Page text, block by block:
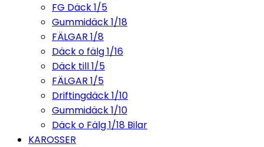
FG Däck 1/5
Gummidäck 1/18
FÄLGAR 1/8
Däck o fälg 1/16
Däck till 1/5
FÄLGAR 1/5
Driftingdäck 1/10
Gummidäck 1/10
Däck o Fälg 1/18 Bilar
KAROSSER